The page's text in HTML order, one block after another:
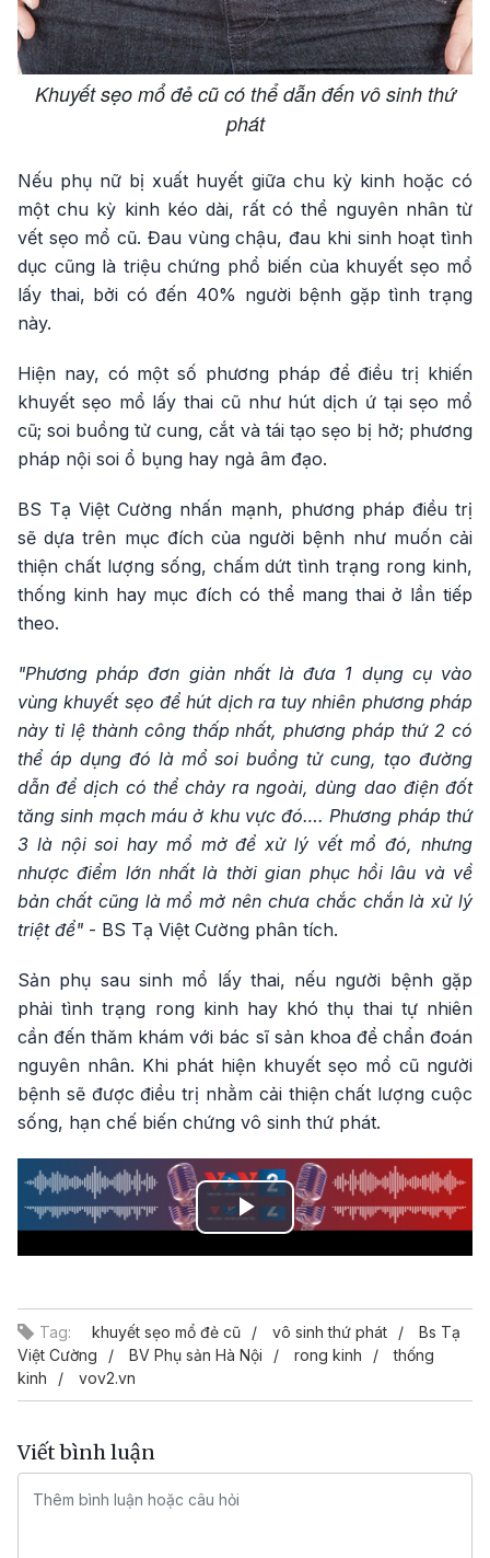
Khuyết sẹo mổ đẻ cũ có thể dẫn đến vô sinh thứ
phát
Nếu phụ nữ bị xuất huyết giữa chu kỳ kinh hoặc có
một chu kỳ kinh kéo dài, rất có thể nguyên nhân từ
vết sẹo mổ cũ. Đau vùng chậu, đau khi sinh hoạt tình
dục cũng là triệu chứng phổ biến của khuyết sẹo mổ
lấy thai, bởi có đến 40% người bệnh gặp tình trạng
này.
Hiện nay, có một số phương pháp để điều trị khiến
khuyết sẹo mổ lấy thai cũ như hút dịch ứ tại sẹo mổ
cũ; soi buồng tử cung, cắt và tái tạo sẹo bị hở; phương
pháp nội soi ổ bụng hay ngả âm đạo.
BS Tạ Việt Cường nhấn mạnh, phương pháp điều trị
sẽ dựa trên mục đích của người bệnh như muốn cải
thiện chất lượng sống, chấm dứt tình trạng rong kinh,
thống kinh hay mục đích có thể mang thai ở lần tiếp
theo.
"Phương pháp đơn giản nhất là đưa 1 dụng cụ vào
vùng khuyết sẹo để hút dịch ra tuy nhiên phương pháp
này tỉ lệ thành công thấp nhất, phương pháp thứ 2 có
thể áp dụng đó là mổ soi buồng tử cung, tạo đường
dẫn để dịch có thể chảy ra ngoài, dùng dao điện đốt
tăng sinh mạch máu ở khu vực đó…. Phương pháp thứ
3 là nội soi hay mổ mở để xử lý vết mổ đó, nhưng
nhược điểm lớn nhất là thời gian phục hồi lâu và về
bản chất cũng là mổ mở nên chưa chắc chắn là xử lý
triệt để" - BS Tạ Việt Cường phân tích.
Sản phụ sau sinh mổ lấy thai, nếu người bệnh gặp
phải tình trạng rong kinh hay khó thụ thai tự nhiên
cần đến thăm khám với bác sĩ sản khoa để chẩn đoán
nguyên nhân. Khi phát hiện khuyết sẹo mổ cũ người
bệnh sẽ được điều trị nhằm cải thiện chất lượng cuộc
sống, hạn chế biến chứng vô sinh thứ phát.
Play
Tag: khuyết sẹo mổ đẻ cũ vô sinh thứ phát
Bs Tạ
Việt Cường
BV Phụ sản Hà Nội rong kinh
thống
kinh
vov2.vn
Viết bình luận